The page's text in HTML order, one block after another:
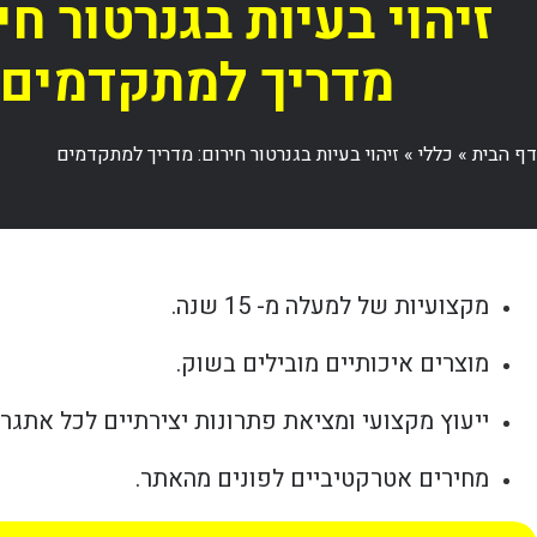
זיהוי בעיות בגנרטור
מדריך למתקדמים
דף הבית» כללי » זיהוי בעיות בגנרטור חירום: מדריך למתקדמים
מקצועיות של למעלה מ- 15 שנה.
מוצרים איכותיים מובילים בשוק.
ייעוץ מקצועי ומציאת פתרונות יצירתיים לכל
מחירים אטרקטיביים לפונים מהאתר.